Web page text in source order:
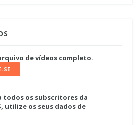
de vídeos completo.
SE
todos os subscritores da
utilize os seus dados de